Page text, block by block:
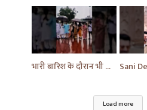
भारी बारिश के दौरान भी विपक्ष का प्रदर्शन जारी | News Today | Congress | Samajwadi | #shorts #yt
Load more